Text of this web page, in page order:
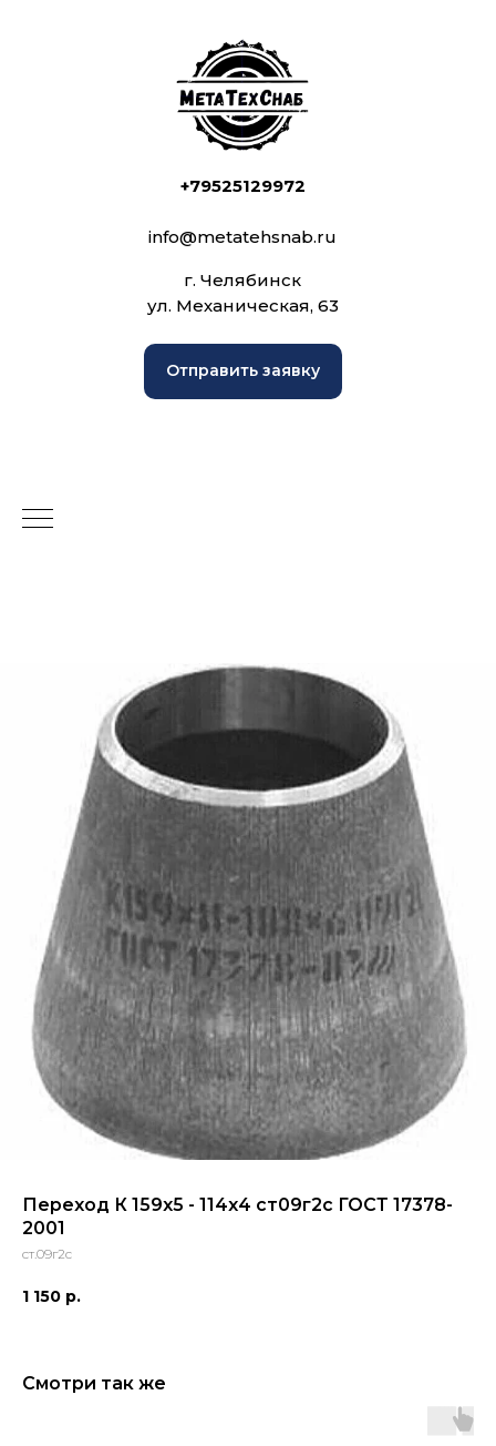
+79525129972
info@metatehsnab.ru
г. Челябинск
ул. Механическая, 63
Отправить заявку
Переход К 159х5 - 114х4 ст09г2с ГОСТ 17378-
2001
ст.09г2с
1 150 р.
Смотри так же